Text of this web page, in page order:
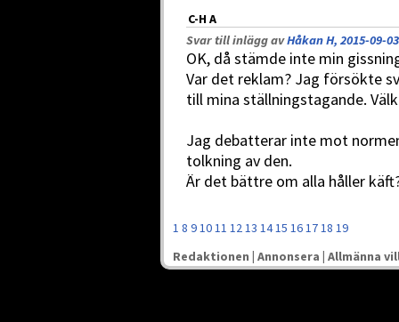
C-H A
Svar till inlägg avHåkan H, 2015-09-
OK, då stämde inte min
Var det reklam? Jag försökte
till mina ställningstagande.
Jag debatterar inte mot
tolkning av den.
Är det bättre om alla håller
1 8 91011 1213 1415 161718 19
Redaktionen | Annonsera | Allmänna